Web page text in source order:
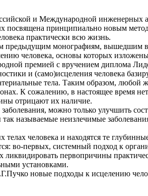
и Международной
посвящена принципиально новым
практически всю жизнь.
предыдущим монографиям, вышедшим
человека, основы которых
премией с вручением диплома
и (само)исцеления человека
тела. Таким образом, любой
К сожалению, в настоящее время
отрицают их наличие.
можно только улучшить
называемые неизлечимые
человека и находятся те
во-первых, системный подход к
ликвидировать первопричины
установками.
новые подходы к исцелению